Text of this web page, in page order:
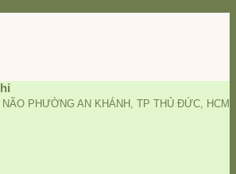
NÃO PHƯỜNG AN KHÁNH, TP THỦ ĐỨC, HCM